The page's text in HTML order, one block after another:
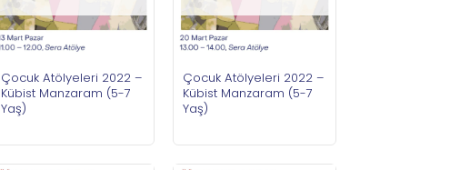
Çocuk Atölyeleri 2022 –
Kübist Manzaram (5-7
Yaş)
Çocuk Atölyeleri 2022 –
Kübist Manzaram (5-7
Yaş)